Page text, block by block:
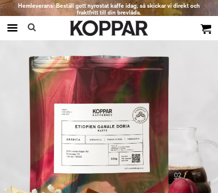
Hemleverans: Beställ gott nyrostat kaffe idag, så skickar vi direkt och
fraktfritt till din brevlåda.